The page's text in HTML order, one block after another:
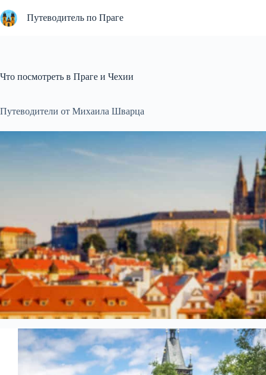
к
сути
Путеводитель по Праге
Что посмотреть в Праге и Чехии
Путеводители от Михаила Шварца